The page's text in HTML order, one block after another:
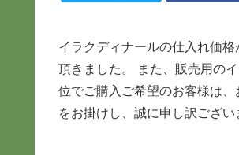
イラクディナールの仕入れ価
頂きました。 また、販売用の
位でご購入ご希望のお客様は
をお掛けし、誠に申し訳ござ